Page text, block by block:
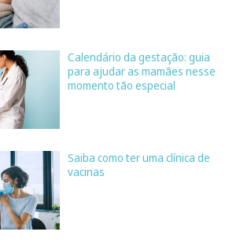
Calendário da gestação: guia
para ajudar as mamães nesse
momento tão especial
Saiba como ter uma clínica de
vacinas